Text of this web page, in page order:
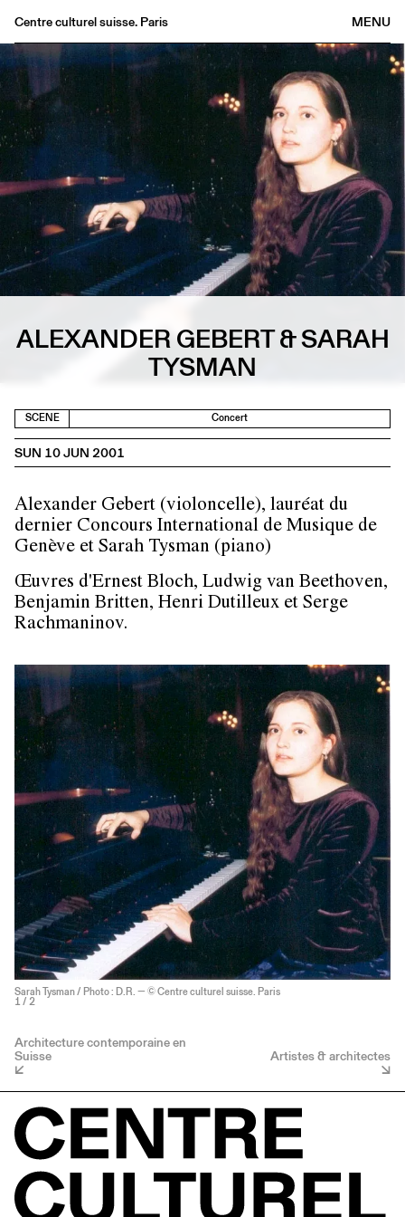
MENU
Centre culturel suisse. Paris
Agenda
Bookshop
Buvette
Archives
Medias
Publications
About
FR/EN
ALEXANDER GEBERT & SARAH
TYSMAN
SCENE Concert
SUN 10 JUN 2001
Alexander Gebert (violoncelle), lauréat du
dernier Concours International de Musique de
Genève et Sarah Tysman (piano)
Œuvres d'Ernest Bloch, Ludwig van Beethoven,
Benjamin Britten, Henri Dutilleux et Serge
Rachmaninov.
Sarah Tysman / Photo : D.R. — © Centre culturel suisse. Paris
1 / 2
Architecture contemporaine en
Suisse Artistes & architectes